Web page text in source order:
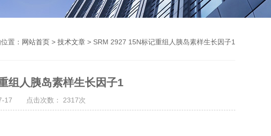
置： 网站首页 > 技术文章 > SRM 2927 15N标记重组人胰岛素样生长因子1
组人胰岛素样生长因子1
17 点击次数： 2317次